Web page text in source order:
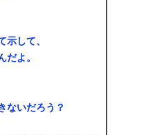
して、
よ。
ないだろう？